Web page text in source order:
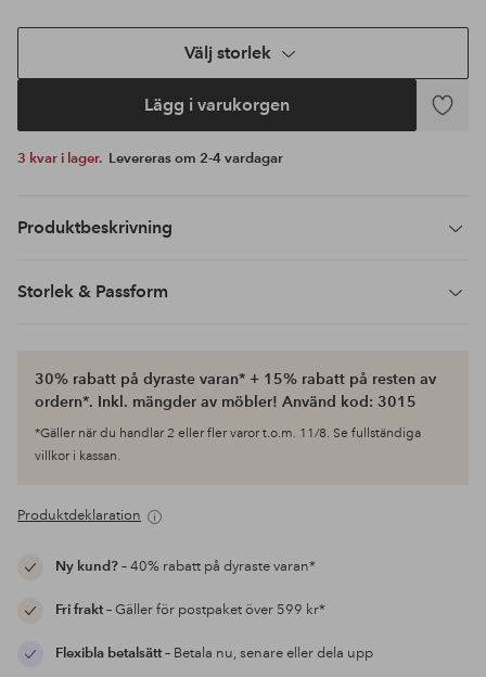
Välj storlek
Lägg i varukorgen
Lägg
3 kvar i lager. Levereras om 2-4 vardagar
Produktbeskrivning
Storlek & Passform
30% rabatt på dyraste varan* + 15% rabatt på resten av
ordern*. Inkl. mängder av möbler! Använd kod: 3015
*Gäller när du handlar 2 eller fler varor t.o.m. 11/8. Se fullständiga
villkor i kassan.
Produktdeklaration
Ny kund?– 40% rabatt på dyraste varan*
Fri frakt– Gäller för postpaket över 599 kr*
Flexibla betalsätt– Betala nu, senare eller dela upp